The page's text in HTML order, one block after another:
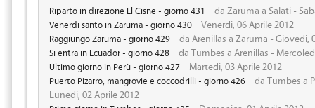
Riparto in direzione El Cisne - giorno 431 da Zaruma a Salati -
Venerdi santo in Zaruma - giorno 430 Venerdi, 06 Aprile 2012
Raggiungo Zaruma - giorno 429 da Arenillas a Zaruma - Giovedi,
Si entra in Ecuador - giorno 428 da Tumbes a Arenillas -
Ultimo giorno in Perù - giorno 427 Martedi, 03 Aprile 2012
Puerto Pizarro, mangrovie e coccodrilli - giorno 426
da Tumbes a
Lunedi, 02 Aprile 2012